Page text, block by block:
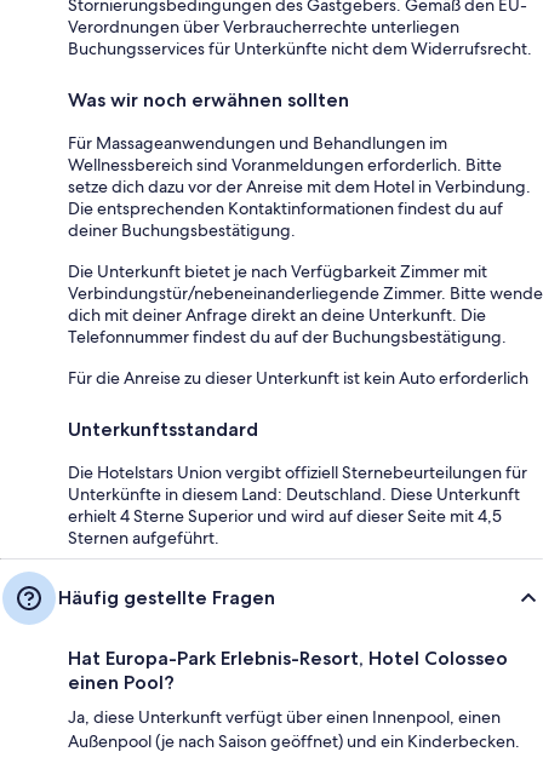
Stornierungsbedingungen des Gastgebers. Gemäß den EU-
Verordnungen über Verbraucherrechte unterliegen
Buchungsservices für Unterkünfte nicht dem Widerrufsrecht.
Was wir noch erwähnen sollten
Für Massageanwendungen und Behandlungen im
Wellnessbereich sind Voranmeldungen erforderlich. Bitte
setze dich dazu vor der Anreise mit dem Hotel in Verbindung.
Die entsprechenden Kontaktinformationen findest du auf
deiner Buchungsbestätigung.
Die Unterkunft bietet je nach Verfügbarkeit Zimmer mit
Verbindungstür/nebeneinanderliegende Zimmer. Bitte wende
dich mit deiner Anfrage direkt an deine Unterkunft. Die
Telefonnummer findest du auf der Buchungsbestätigung.
Für die Anreise zu dieser Unterkunft ist kein Auto erforderlich
Unterkunftsstandard
Die Hotelstars Union vergibt offiziell Sternebeurteilungen für
Unterkünfte in diesem Land: Deutschland. Diese Unterkunft
erhielt 4 Sterne Superior und wird auf dieser Seite mit 4,5
Sternen aufgeführt.
Häufig gestellte Fragen
Hat Europa-Park Erlebnis-Resort, Hotel Colosseo
einen Pool?
Ja, diese Unterkunft verfügt über einen Innenpool, einen
Außenpool (je nach Saison geöffnet) und ein Kinderbecken.